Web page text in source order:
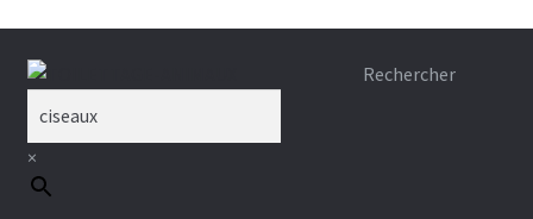
Aller
navigation
Aller
Rechercher
×